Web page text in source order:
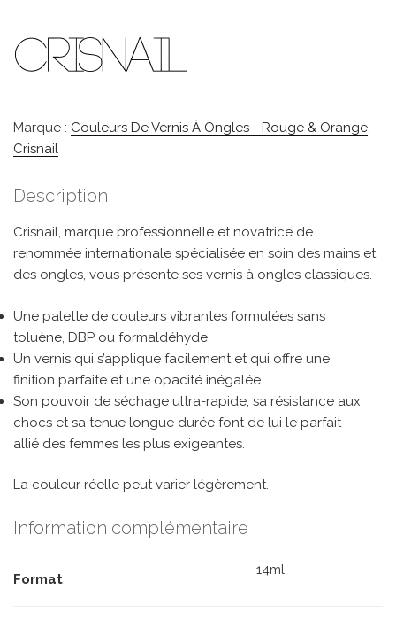
Marque : Couleurs De Vernis À Ongles - Rouge & Orange,
Crisnail
Description
Crisnail, marque professionnelle et novatrice de
renommée internationale spécialisée en soin des mains et
des ongles, vous présente ses vernis à ongles classiques.
Une palette de couleurs vibrantes formulées sans
toluène, DBP ou formaldéhyde.
Un vernis qui s’applique facilement et qui offre une
finition parfaite et une opacité inégalée.
Son pouvoir de séchage ultra-rapide, sa résistance aux
chocs et sa tenue longue durée font de lui le parfait
allié des femmes les plus exigeantes.
La couleur réelle peut varier légèrement.
Information complémentaire
Format
14ml